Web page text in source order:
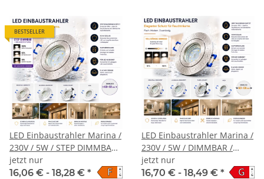
BESTSELLER
LED Einbaustrahler Marina /
230V / 5W / STEP DIMMBAR /
ET = 32mm / IP44
jetzt nur
16,06 € - 18,28 € * A
↑
G
F
LED Einbaustrahler Marina /
230V / 5W / DIMMBAR /
Loch=60 - 68mm / ET=32mm
jetzt nur
16,70 € - 18,49 € * A
↑
G
G